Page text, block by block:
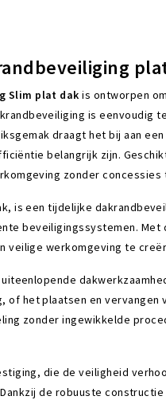
Slim plat dak is ontworpen
is eenvoudig
draagt het bij aan
belangrijk zijn.
zonder
is een tijdelijke
beveiligingssystemen.
veilige werkomgeving te
of het plaatsen en vervangen
zonder ingewikkelde
die de veiligheid
de robuuste